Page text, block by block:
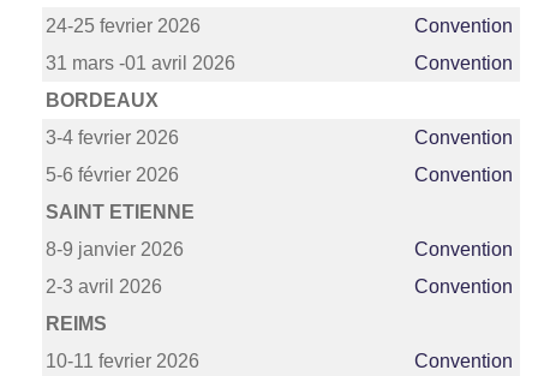
24-25 fevrier 2026
Convention
31 mars -01 avril 2026
Convention
BORDEAUX
3-4 fevrier 2026
Convention
5-6 février 2026
Convention
SAINT ETIENNE
8-9 janvier 2026
Convention
2-3 avril 2026
Convention
REIMS
10-11 fevrier 2026
Convention